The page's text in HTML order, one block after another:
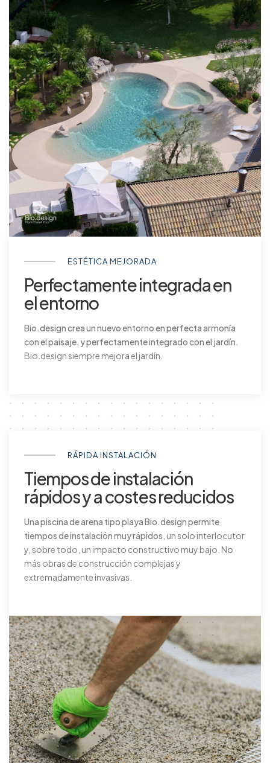
ESTÉTICA MEJORADA
Perfectamente integrada en
el entorno
Bio.design crea un nuevo entorno en perfecta armonía
con el paisaje, y perfectamente integrado con el jardín.
Bio.design siempre mejora el jardín.
RÁPIDA INSTALACIÓN
Tiempos de instalación
rápidos y a costes reducidos
Una piscina de arena tipo playa Bio.design permite
tiempos de instalación muy rápidos , un solo interlocutor
y, sobre todo, un impacto constructivo muy bajo. No
más obras de construcción complejas y
extremadamente invasivas.